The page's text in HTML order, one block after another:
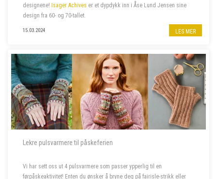
designene! Isager Achives er et dypdykk inn i Åse Lund Jensen sine
design fra 60- og 70-tallet.
15.03.2024 LES MER
Lekre pulsvarmere til påskeferien
Vi har sett oss ut 4 pulsvarmere som passer ypperlig til en
førpåskeaktivitet! Enten du ønsker å bryne deg på fairisle-strikk eller